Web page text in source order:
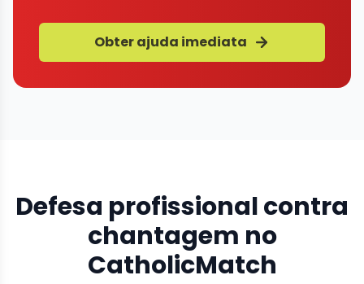
Obter ajuda imediata
Defesa profissional contra
chantagem no
CatholicMatch